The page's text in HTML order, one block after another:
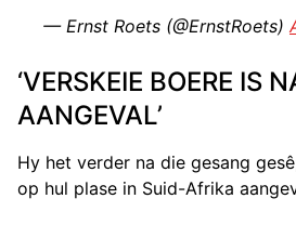
— Ernst Roets (@ErnstRoets)
‘VERSKEIE BOERE IS
AANGEVAL’
Hy het verder na die gesang
op hul plase in Suid-Afrika